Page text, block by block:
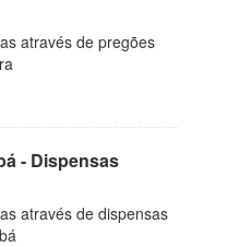
através de pregões
- Dispensas
através de dispensas